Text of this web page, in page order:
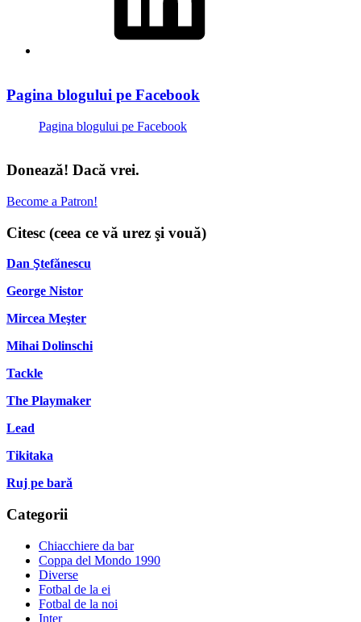
Pagina blogului pe Facebook
Pagina blogului pe Facebook
Donează! Dacă vrei.
Become a Patron!
Citesc (ceea ce vă urez şi vouă)
Dan Ştefănescu
George Nistor
Mircea Meşter
Mihai Dolinschi
Tackle
The Playmaker
Lead
Tikitaka
Ruj pe bară
Categorii
Chiacchiere da bar
Coppa del Mondo 1990
Diverse
Fotbal de la ei
Fotbal de la noi
Inter